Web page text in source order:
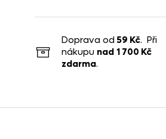
Doprava od 59 Kč. Při
nákupu nad 1 700 Kč
zdarma.